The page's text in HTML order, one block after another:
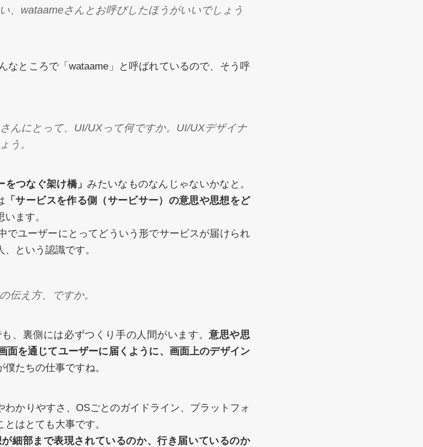
、wataameさんとお呼びしたほうがいいでしょう
なところで「wataame」と呼ばれているので、そう呼
んにとって、UI/UXって何ですか。UI/UXデザイナ
う。
をつなぐ架け橋」みたいなものなんじゃないかなと。
「サービスを作る側（サービサー）の意思や思想をど
います。
でユーザーにとってどういう形でサービスが届けられ
という認識です。
伝え方、ですか。
、裏側には必ずつくり手の人間がいます。意思や思
面を通じてユーザーに届くように、画面上のデザイン
僕たちの仕事ですね。
かりやすさ、OSごとのガイドライン、プラットフォ
はとても大事です。
細部まで表現されているのか、行き届いているのか